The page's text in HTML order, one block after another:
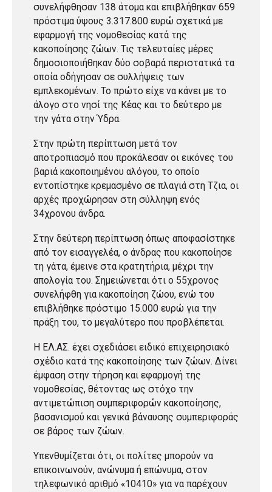
συνελήφθησαν 138 άτομα και επιβλήθηκαν 659
πρόστιμα ύψους 3.317.800 ευρώ σχετικά με
εφαρμογή της νομοθεσίας κατά της
κακοποίησης ζώων. Τις τελευταίες μέρες
δημοσιοποιήθηκαν δύο σοβαρά περιστατικά τα
οποία οδήγησαν σε συλλήψεις των
εμπλεκομένων. Το πρώτο είχε να κάνει με το
άλογο στο νησί της Κέας και το δεύτερο με
την γάτα στην Ύδρα.
Στην πρώτη περίπτωση μετά τον
αποτροπιασμό που προκάλεσαν οι εικόνες του
βαριά κακοποιημένου αλόγου, το οποίο
εντοπίστηκε κρεμασμένο σε πλαγιά στη Τζια, οι
αρχές προχώρησαν στη σύλληψη ενός
34χρονου άνδρα.
Στην δεύτερη περίπτωση όπως αποφασίστηκε
από τον εισαγγελέα, ο άνδρας που κακοποίησε
τη γάτα, έμεινε στα κρατητήρια, μέχρι την
απολογία του. Σημειώνεται ότι ο 55χρονος
συνελήφθη για κακοποίηση ζώου, ενώ του
επιβλήθηκε πρόστιμο 15.000 ευρώ για την
πράξη του, το μεγαλύτερο που προβλέπεται.
Η ΕΛ.ΑΣ. έχει σχεδιάσει ειδικό επιχειρησιακό
σχέδιο κατά της κακοποίησης των ζώων. Δίνει
έμφαση στην τήρηση και εφαρμογή της
νομοθεσίας, θέτοντας ως στόχο την
αντιμετώπιση συμπεριφορών κακοποίησης,
βασανισμού και γενικά βάναυσης συμπεριφοράς
σε βάρος των ζώων.
Υπενθυμίζεται ότι, οι πολίτες μπορούν να
επικοινωνούν, ανώνυμα ή επώνυμα, στον
τηλεφωνικό αριθμό «10410» για να παρέχουν